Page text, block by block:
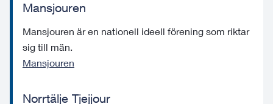
Mansjouren
Mansjouren är en nationell ideell förening som riktar
sig till män.
Mansjouren
Norrtälje Tjejjour